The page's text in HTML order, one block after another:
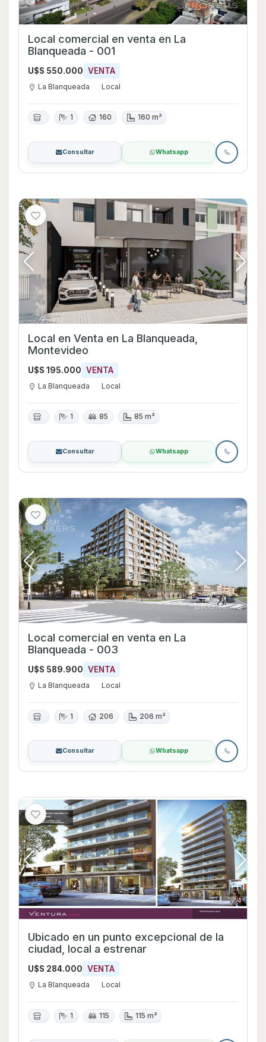
Local comercial en venta en La
Blanqueada - 001
U$S 550.000 VENTA
La Blanqueada Local
1 160 160 m²
Consultar Whatsapp
Local en Venta en La Blanqueada,
Montevideo
U$S 195.000 VENTA
La Blanqueada Local
1 85 85 m²
Consultar Whatsapp
Local comercial en venta en La
Blanqueada - 003
U$S 589.900 VENTA
La Blanqueada Local
1 206 206 m²
Consultar Whatsapp
Ubicado en un punto excepcional de la
ciudad, local a estrenar
U$S 284.000 VENTA
La Blanqueada Local
1 115 115 m²